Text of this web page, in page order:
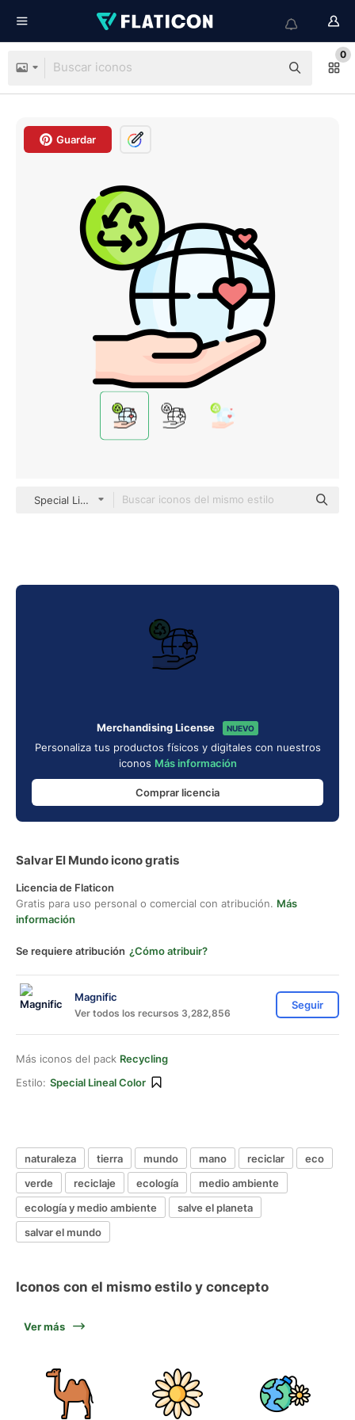
0
Guardar
Special Lineal color
Merchandising License NUEVO
Personaliza tus productos físicos y digitales con nuestros
iconos Más información
Comprar licencia
Salvar El Mundo icono gratis
Licencia de Flaticon
Gratis para uso personal o comercial con atribución. Más
información
Se requiere atribución ¿Cómo atribuir?
Magnific
Ver todos los recursos 3,282,856
Seguir
Más iconos del pack Recycling
Estilo: Special Lineal Color
naturaleza tierra mundo mano reciclar
eco
verde
reciclaje ecología
medio ambiente
ecología y medio ambiente
salve el planeta
salvar el mundo
Iconos con el mismo estilo y concepto
Ver más